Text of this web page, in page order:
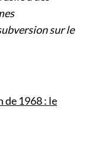
sur le
de 1968 : le